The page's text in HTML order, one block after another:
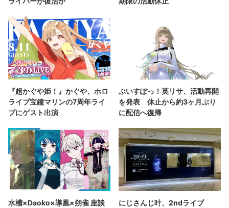
『超かぐや姫！』かぐや、ホロ
ライブ宝鐘マリンの7周年ライ
ブにゲスト出演
ぶいすぽっ！英リサ、活動再開
を発表 休止から約3ヶ月ぶり
に配信へ復帰
水槽×Daoko×導凰×朔雀 座談
にじさんじ叶、2ndライブ